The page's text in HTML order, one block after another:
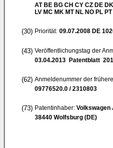
AT BE BG CH CY CZ DE
LV MC MK MT NL NO PL
(30) Priorität: 09.07.2008 DE
(43) Veröffentlichungstag der
03.04.2013 Patentblatt
(62) Anmeldenummer der
09776520.0 / 2310803
(73) Patentinhaber:
38440 Wolfsburg (DE)